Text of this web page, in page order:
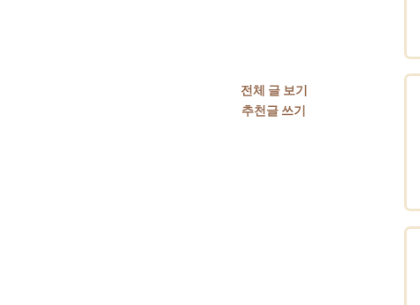
전체 글 보기
추천글 쓰기